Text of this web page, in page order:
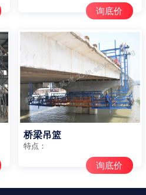
询底价
桥梁吊篮
特点：
询底价